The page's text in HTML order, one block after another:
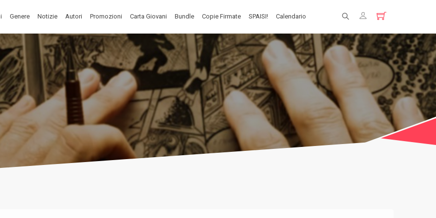
Genere Notizie Autori Promozioni Carta Giovani Bundle Copie Firmate SPAISI! Calendario
Registrati